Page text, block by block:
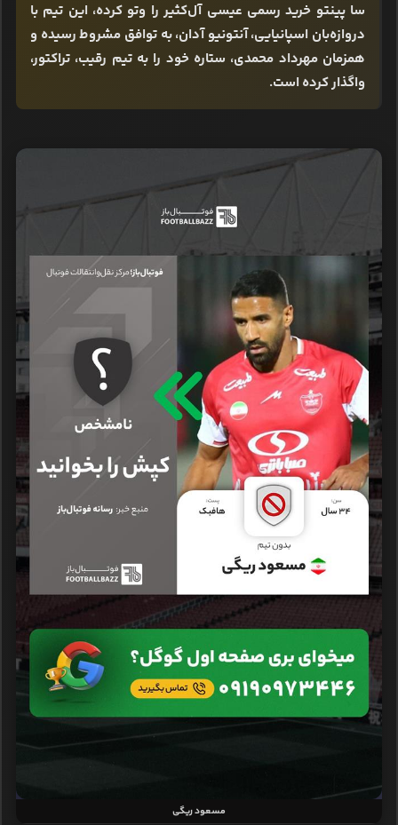
سا پینتو خرید رسمی عیسی آل‌کثیر را وتو کرده، این تیم با
دروازه‌بان اسپانیایی، آنتونیو آدان، به توافق مشروط رسیده و
همزمان مهرداد محمدی، ستاره خود را به تیم رقیب، تراکتور،
واگذار کرده است.
مسعود ریگی